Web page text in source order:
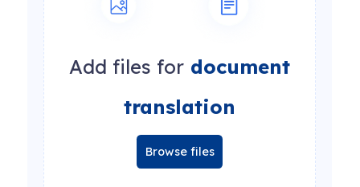
Add files for document
translation
Browse files